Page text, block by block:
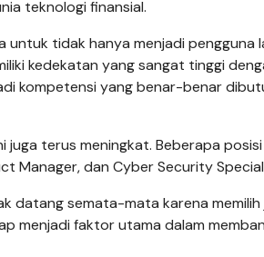
teknologi finansial.
untuk tidak hanya menjadi pengguna
kedekatan yang sangat tinggi
kompetensi yang benar-benar
terus meningkat. Beberapa
Manager, dan Cyber Security
datang semata-mata karena memilih
menjadi faktor utama dalam